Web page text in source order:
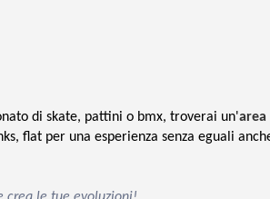
di skate, pattini o bmx, troverai un'area
flat per una esperienza senza eguali